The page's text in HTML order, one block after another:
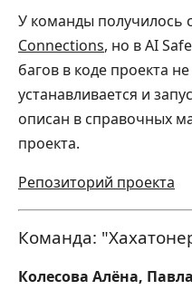
У команды получилось
Connections, но в AI
багов в коде проекта
устанавливается и
описан в справочных
проекта.
Репозиторий проекта
Команда:
Колесова Алёна,